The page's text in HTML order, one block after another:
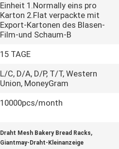
Einheit 1.Normally eins pro
Karton 2.Flat verpackte mit
Export-Kartonen des Blasen-
Film-und Schaum-B
15 TAGE
L/C, D/A, D/P, T/T, Western
Union, MoneyGram
10000pcs/month
Draht Mesh Bakery Bread Racks,
Giantmay-Draht-Kleinanzeige